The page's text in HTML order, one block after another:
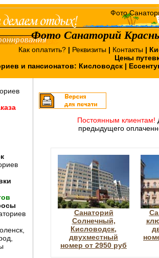
Фото Санаторий
Как оплатить? | Реквизиты | Контакты |
Цены
и пансионатов: Кисловодск |
Постоянным клиентам!
предыдущего
Санаторий
Солнечный,
Кисловодск,
двухместный
номер от 2950 руб